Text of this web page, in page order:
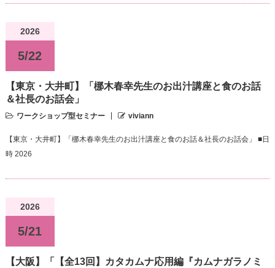
2026
5/22
【東京・大井町】「梛木春幸先生のお出汁講座と食のお話
＆社長のお話会」
ワークショップ型セミナー viviann
【東京・大井町】「梛木春幸先生のお出汁講座と食のお話＆社長のお話会」 ■日
時 2026
2026
5/21
【大阪】「【全13回】カタカムナ応用編『カムナガラノミ